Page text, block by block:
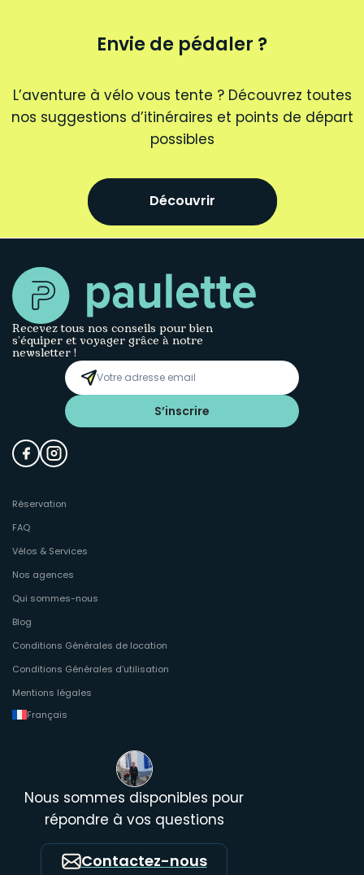
Envie de pédaler ?
L’aventure à vélo vous tente ? Découvrez toutes
nos suggestions d’itinéraires et points de départ
possibles
Découvrir
Recevez tous nos conseils pour bien
s’équiper et voyager grâce à notre
newsletter !
S’inscrire
Réservation
FAQ
Vélos & Services
Nos agences
Qui sommes-nous
Blog
Conditions Générales de location
Conditions Générales d’utilisation
Mentions légales
Français
Nous sommes disponibles pour
répondre à vos questions
Contactez-nous